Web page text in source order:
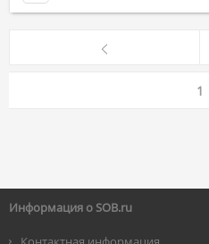
1
Информация о SOB.ru